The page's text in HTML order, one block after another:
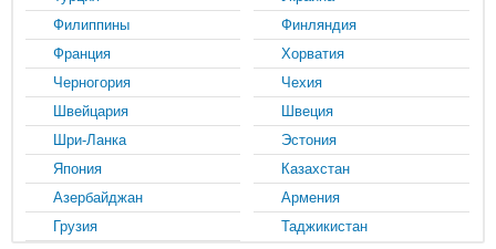
Филиппины
Финляндия
Франция
Хорватия
Черногория
Чехия
Швейцария
Швеция
Шри-Ланка
Эстония
Япония
Казахстан
Азербайджан
Армения
Грузия
Таджикистан